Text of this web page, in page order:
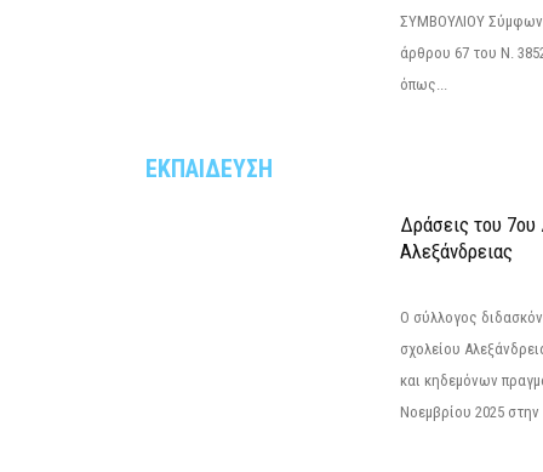
ΣΥΜΒΟΥΛΙΟΥ
άρθρου 67 του Ν.
όπως...
ΕΚΠΑΙΔΕΥΣΗ
Δράσεις του 7ου
Αλεξάνδρειας
Ο σύλλογος
σχολείου
και κηδεμόνων
Νοεμβρίου 2025